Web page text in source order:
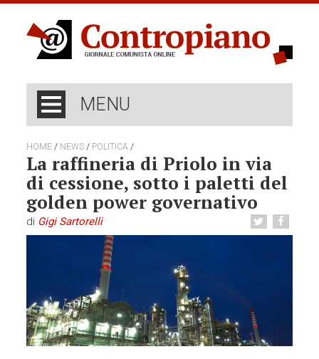
MENU
HOME / NEWS / POLITICA /
La raffineria di Priolo in via
di cessione, sotto i paletti del
golden power governativo
di Gigi Sartorelli